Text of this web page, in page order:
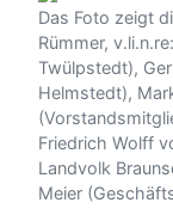
Meier
Mit rund
der Tag
Land eine
erfahren.
Landkreisen